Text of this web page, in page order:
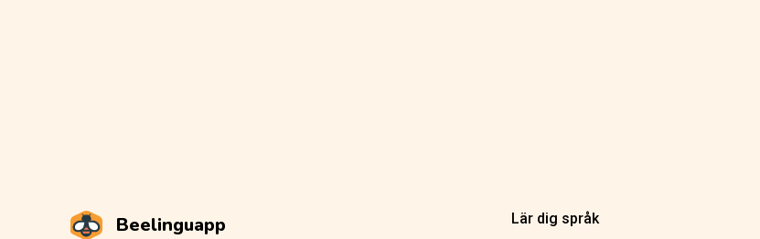
Beelinguapp Lär dig språk